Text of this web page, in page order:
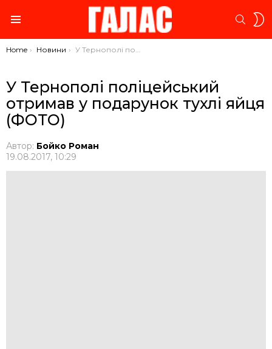
You are here:
Home Новини У Тернополі поліцейський отримав у подарунок тухлі яйця (ФОТО)
У Тернополі поліцейський
отримав у подарунок тухлі яйця
(ФОТО)
Автор: Бойко Роман
19.08.2017, 10:29